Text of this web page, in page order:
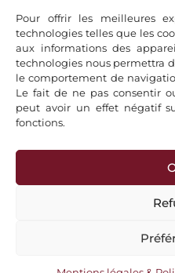
Pour offrir les meilleures
technologies telles que les
aux informations des
technologies nous permettra
le comportement de
Le fait de ne pas consentir
peut avoir un effet négatif
fonctions.
Espace libraires
Nous contacter
+